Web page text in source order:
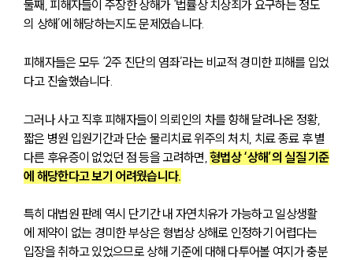
둘째, 피해자들이 주장한 상해가 ‘법률상 치상죄가 요구하는 정도
의 상해’에 해당하는지도 문제였습니다.
피해자들은 모두 ‘2주 진단의 염좌’라는 비교적 경미한 피해를 입었
다고 진술했습니다.
그러나 사고 직후 피해자들이 의뢰인의 차를 향해 달려나온 정황,
짧은 병원 입원기간과 단순 물리치료 위주의 처치, 치료 종료 후 별
다른 후유증이 없었던 점 등을 고려하면, 형법상 ‘상해’의 실질 기준
에 해당한다고 보기 어려웠습니다.
특히 대법원 판례 역시 단기간 내 자연치유가 가능하고 일상생활
에 제약이 없는 경미한 부상은 형법상 상해로 인정하기 어렵다는
입장을 취하고 있었으므로 상해 기준에 대해 다투어볼 여지가 충분